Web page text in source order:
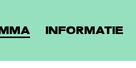
INFORMATIE